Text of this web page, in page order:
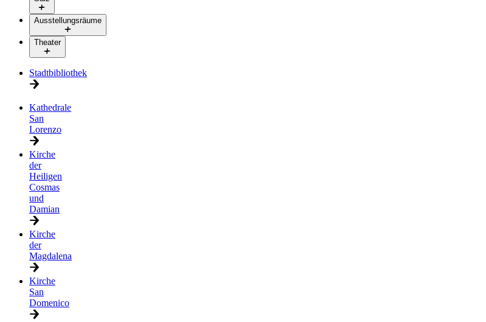
Ausstellungsräume
Theater
Stadtbibliothek
Kathedrale
San
Lorenzo
Kirche
der
Heiligen
Cosmas
und
Damian
Kirche
der
Magdalena
Kirche
San
Domenico